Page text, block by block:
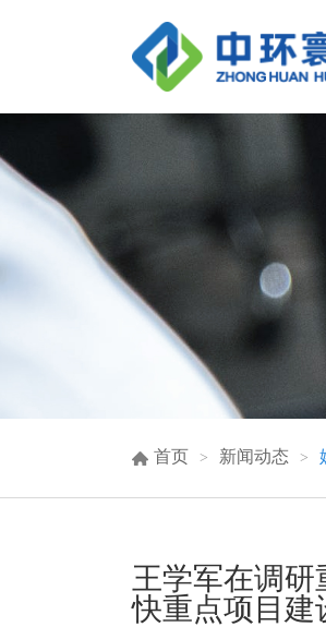
首页 > 新闻动态 >
王学军在调
快重点项目建